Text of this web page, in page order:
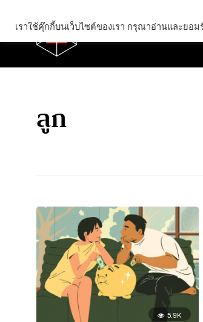
ลูก
5.9K
เราใช้คุ๊กกี้บนเว็บไซต์ของเรา กรุณาอ่านและยอม